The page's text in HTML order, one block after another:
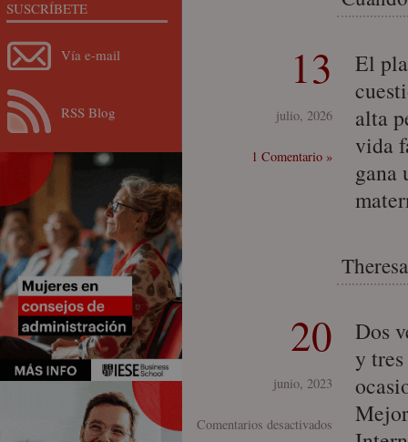
13
julio, 2026
1 Comentario »
El
alta
vida
gana
20
junio, 2023
Comentarios desactivados
Dos
y
SUSCRÍBETE
Vía e-mail
RSS Blog